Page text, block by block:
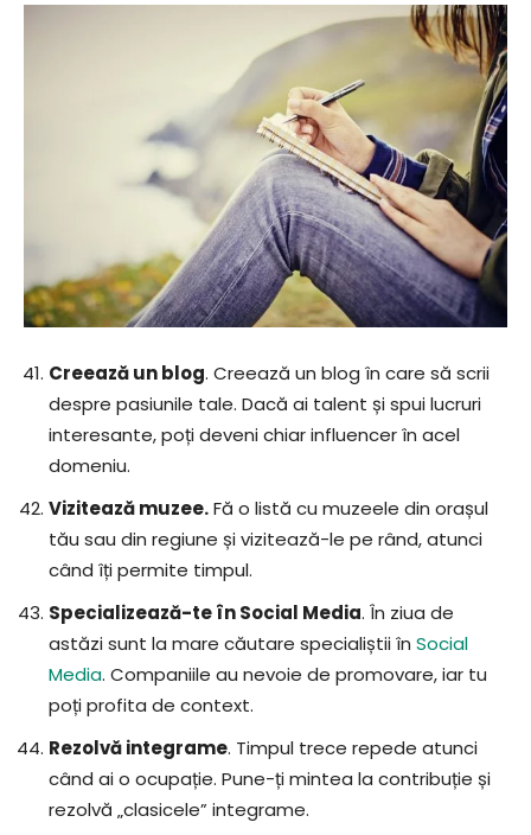
Creează un blog. Creează un blog în care să scrii
despre pasiunile tale. Dacă ai talent și spui lucruri
interesante, poți deveni chiar influencer în acel
domeniu.
Vizitează muzee.Fă o listă cu muzeele din orașul
tău sau din regiune și vizitează-le pe rând, atunci
când îți permite timpul.
Specializează-te în Social Media. În ziua de
astăzi sunt la mare căutare specialiștii în Social
Media. Companiile au nevoie de promovare, iar tu
poți profita de context.
Rezolvă integrame. Timpul trece repede atunci
când ai o ocupație. Pune-ți mintea la contribuție și
rezolvă „clasicele” integrame.